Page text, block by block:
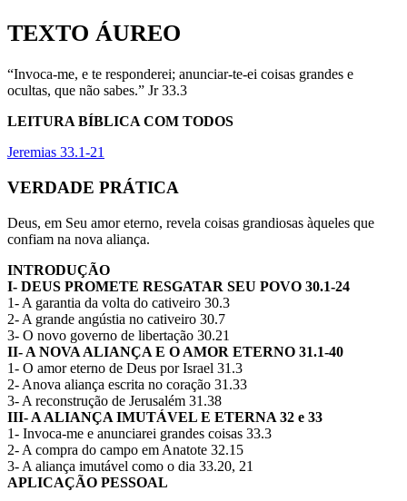
TEXTO ÁUREO
“Invoca-me, e te responderei; anunciar-te-ei coisas grandes e
ocultas, que não sabes.” Jr 33.3
LEITURA BÍBLICA COM TODOS
Jeremias 33.1-21
VERDADE PRÁTICA
Deus, em Seu amor eterno, revela coisas grandiosas àqueles que
confiam na nova aliança.
INTRODUÇÃO
I- DEUS PROMETE RESGATAR SEU POVO 30.1-24
1- A garantia da volta do cativeiro 30.3
2- A grande angústia no cativeiro 30.7
3- O novo governo de libertação 30.21
II- A NOVA ALIANÇA E O AMOR ETERNO 31.1-40
1- O amor eterno de Deus por Israel 31.3
2- Anova aliança escrita no coração 31.33
3- A reconstrução de Jerusalém 31.38
III- A ALIANÇA IMUTÁVEL E ETERNA 32 e 33
1- Invoca-me e anunciarei grandes coisas 33.3
2- A compra do campo em Anatote 32.15
3- A aliança imutável como o dia 33.20, 21
APLICAÇÃO PESSOAL